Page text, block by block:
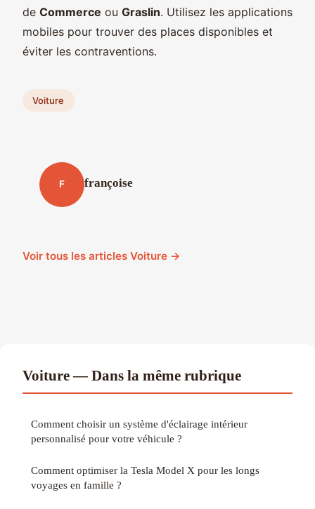
de Commerce ou Graslin. Utilisez les applications
mobiles pour trouver des places disponibles et
éviter les contraventions.
Voiture
F françoise
Voir tous les articles Voiture →
Voiture — Dans la même rubrique
Comment choisir un système d'éclairage intérieur
personnalisé pour votre véhicule ?
Comment optimiser la Tesla Model X pour les longs
voyages en famille ?